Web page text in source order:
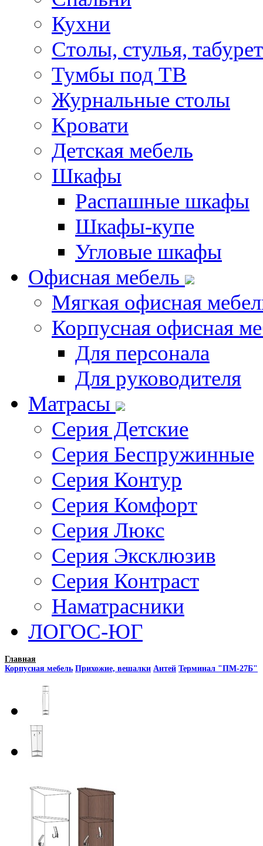
Кухни
Столы, стулья,
Тумбы под ТВ
Журнальные столы
Кровати
Детская мебель
Шкафы
Распашные шкафы
Шкафы-купе
Угловые шкафы
Офисная мебель
Мягкая офисная
Корпусная офисная
Для персонала
Для руководителя
Матрасы
Серия Детские
Серия Беспружинные
Серия Контур
Серия Комфорт
Серия Люкс
Серия Эксклюзив
Серия Контраст
Наматрасники
ЛОГОС-ЮГ
Главная
Корпусная мебель Прихожие, вешалки Антей Терминал "ПМ-27Б"